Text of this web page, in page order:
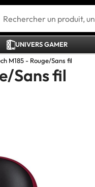
UNIVERS GAMER
M185 - Rouge/Sans fil
Sans fil